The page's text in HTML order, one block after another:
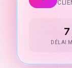
7
DÉLAI